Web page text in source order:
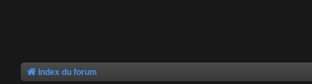
Index du forum